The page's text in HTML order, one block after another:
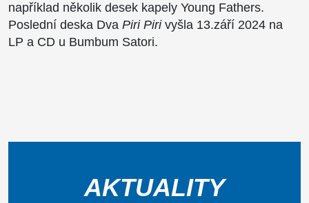
například několik desek kapely Young Fathers.
Poslední deska Dva Piri Piri vyšla 13.září 2024 na
LP a CD u Bumbum Satori.
AKTUALITY